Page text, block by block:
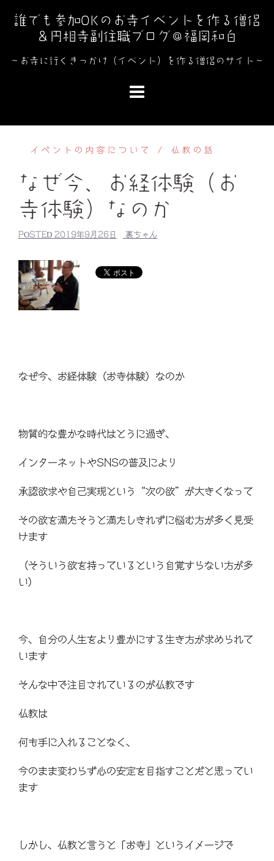
キ
誰でも参加OKのお寺イベントを作る僧侶
＆円相寺副住職ブログ＠福岡和白
～お寺に行くきっかけ（イベント）を作る僧侶のサイト～
イベントの内容について 仏教の話
なぜ今、お経体験（お
寺体験）なのか
POSTED 2019年9月26日 裏ちゃん
なぜ今、お経体験（お寺体験）なのか
物質的な豊かな時代はとうに過ぎ、
インターネットやSNSの普及により
承認欲求や自己実現という“次の欲”が大きくなって
その欲を満たそうと満たしきれずに悩む方が多く見受
けます
（そういう欲を持っているという自覚すらない方が多
い）
今、自分の人生をより豊かにする生き方が求められて
います
そんな中で注目されているのが仏教です
仏教は
何も手に入れることなく、
今のまま変わらず心の安定を目指すことだと思ってい
ます
しかし、仏教と言うと「お寺」というイメージで